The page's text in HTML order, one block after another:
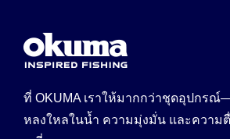
ที่ OKUMA เราให้มากกว่าชุดอุปกรณ์
หลงใหลในน้ำ ความมุ่งมั่น และความ